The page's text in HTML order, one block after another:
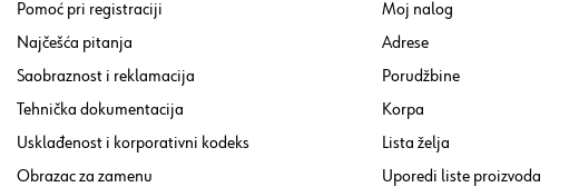
Pomoć pri registraciji
Najčešća pitanja
Saobraznost i reklamacija
Tehnička dokumentacija
Usklađenost i korporativni kodeks
Obrazac za zamenu
Moj nalog
Adrese
Porudžbine
Korpa
Lista želja
Uporedi liste proizvoda